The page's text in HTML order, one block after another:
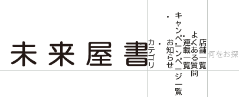
カ
テ
ゴ
リ
お
知
ら
せ
キ
ャ
ン
ペ
ー
ン
ペ
ー
ジ
一
覧
連
載
一
覧
よ
く
あ
る
質
問
店
舗
一
覧